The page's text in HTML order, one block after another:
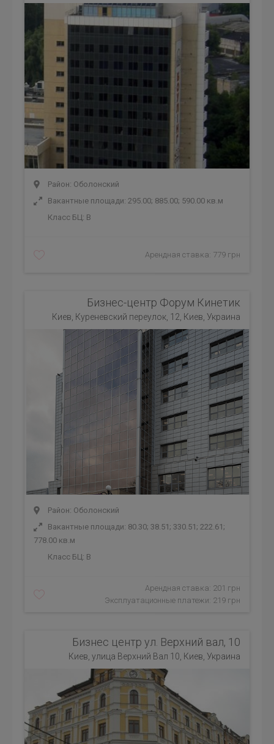
Район: Оболонский
Вакантные площади: 295.00; 885.00; 590.00 кв.м
Класс БЦ: B
Арендная ставка: 779 грн
Бизнес-центр Форум Кинетик
Киев, Куреневский переулок, 12, Киев, Украина
Район: Оболонский
Вакантные площади: 80.30; 38.51; 330.51; 222.61;
778.00 кв.м
Класс БЦ: B
Арендная ставка: 201 грн
Эксплуатационные платежи: 219 грн
Бизнес центр ул. Верхний вал, 10
Киев, улица Верхний Вал 10, Киев, Украина